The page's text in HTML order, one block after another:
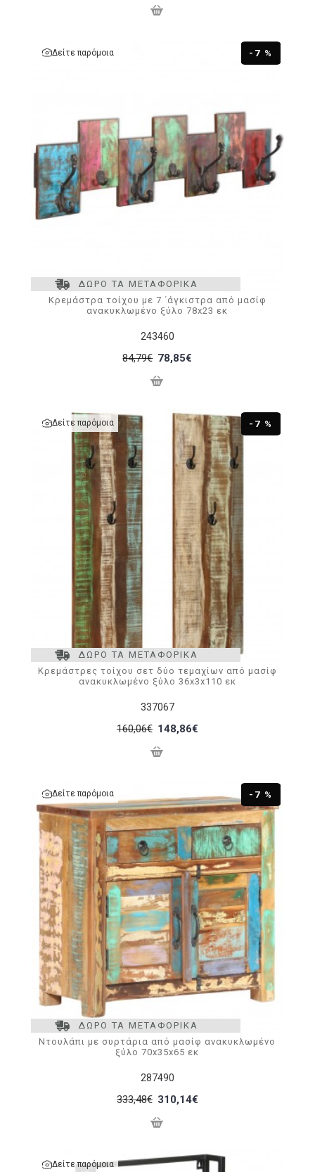
ΔΩΡΟ ΤΑ ΜΕΤΑΦΟΡΙΚΑ
-7 %
Δείτε παρόμοια
243460
Κρεμάστρα τοίχου με 7 ΄άγκιστρα από μασίφ
ανακυκλωμένο ξύλο 78x23 εκ
84,79€ 78,85€
ΔΩΡΟ ΤΑ ΜΕΤΑΦΟΡΙΚΑ
-7 %
Δείτε παρόμοια
337067
Κρεμάστρες τοίχου σετ δύο τεμαχίων από μασίφ
ανακυκλωμένο ξύλο 36x3x110 εκ
160,06€ 148,86€
ΔΩΡΟ ΤΑ ΜΕΤΑΦΟΡΙΚΑ
-7 %
Δείτε παρόμοια
287490
Ντουλάπι με συρτάρια από μασίφ ανακυκλωμένο
ξύλο 70x35x65 εκ
333,48€ 310,14€
Δείτε παρόμοια